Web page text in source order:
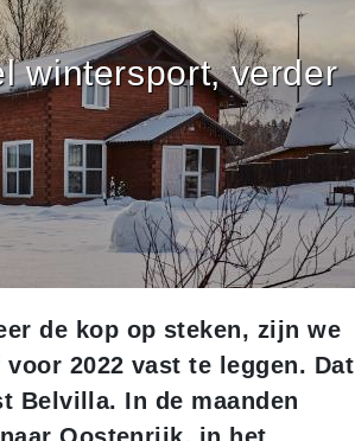
wintersport, verder
de kop op steken, zijn we
2022 vast te leggen. Dat
Belvilla. In de maanden